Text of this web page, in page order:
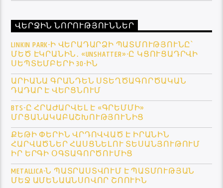
ՎԵՐՋԻՆ ՆՈՐՈՒԹՅՈՒՆՆԵՐ
LINKIN PARK-Ի ՎԵՐԱԴԱՐՁԻ ՊԱՏՄՈՒԹՅՈՒՆԸ՝
ՄԵԾ ԷԿՐԱՆԻՆ․ «UNSHATTER»-Ը ԿՑՈՒՑԱԴՐՎԻ
ՍԵՊՏԵՄԲԵՐԻ 30-ԻՆ
ԱՐԻԱՆԱ ԳՐԱՆԴԵՆ ՍՏԵՂԾԱԳՈՐԾԱԿԱՆ
ԴԱԴԱՐ Է ՎԵՐՑՆՈՒՄ
BTS-Ը ՀՐԱԺԱՐՎԵԼ Է «ԳՐԵՄՄԻ»
ՄՐՑԱՆԱԿԱԲԱՇԽՈՒԹՅՈՒՆԻՑ
ՔԵԹԻ ՓԵՐԻՆ ՎՐԴՈՎՎԱԾ Է ԻՐԱՆԻՆ
ՀԱՐՎԱԾՆԵՐ ՀԱՍՑՆԵԼՈՒ ՏԵՍԱՆՅՈՒԹՈՒՄ
ԻՐ ԵՐԳԻ ՕԳՏԱԳՈՐԾՈՒՄԻՑ
METALLICA-Ն ՊԱՏՐԱՍՏՎՈՒՄ Է ՊԱՏՄՈՒԹՅԱՆ
ՄԵՋ ԱՄԵՆԱԱՆՍՈՎՈՐ ՇՈՈՒԻՆ